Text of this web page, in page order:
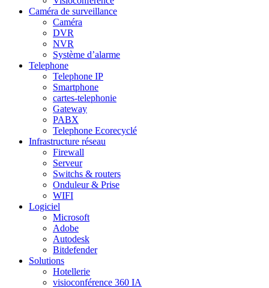
Caméra de surveillance
Caméra
DVR
NVR
Système d’alarme
Telephone
Telephone IP
Smartphone
cartes-telephonie
Gateway
PABX
Telephone Ecorecyclé
Infrastructure réseau
Firewall
Serveur
Switchs & routers
Onduleur & Prise
WIFI
Logiciel
Microsoft
Adobe
Autodesk
Bitdefender
Solutions
Hotellerie
visioconférence 360 IA